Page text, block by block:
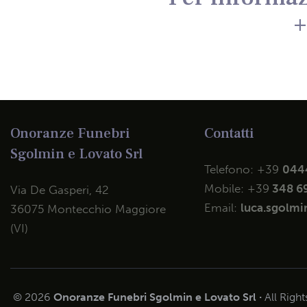
Onoranze Funebri
Sgolmin e Lovato Srl
Via De Gasperi, 42
36075 Montecchio Maggiore
(VI)
Contatti
Telefono: +39
Mobile: +39 348
Email:
© 2026 Onoranze Funebri Sgolmin e Lovato Srl · All